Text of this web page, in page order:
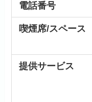
電話番号
喫煙席/スペース
提供サービス